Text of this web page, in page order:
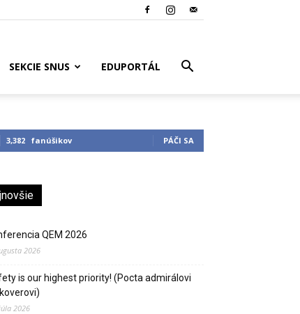
SEKCIE SNUS EDUPORTÁL
3,382 fanúšikov PÁČI SA
QEM 2026
2026
is our highest priority! (Pocta admirálovi
2026